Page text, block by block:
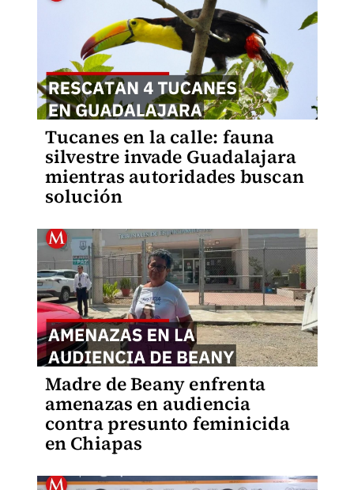
Tucanes en la calle: fauna
silvestre invade Guadalajara
mientras autoridades buscan
solución
Madre de Beany enfrenta
amenazas en audiencia
contra presunto feminicida
en Chiapas